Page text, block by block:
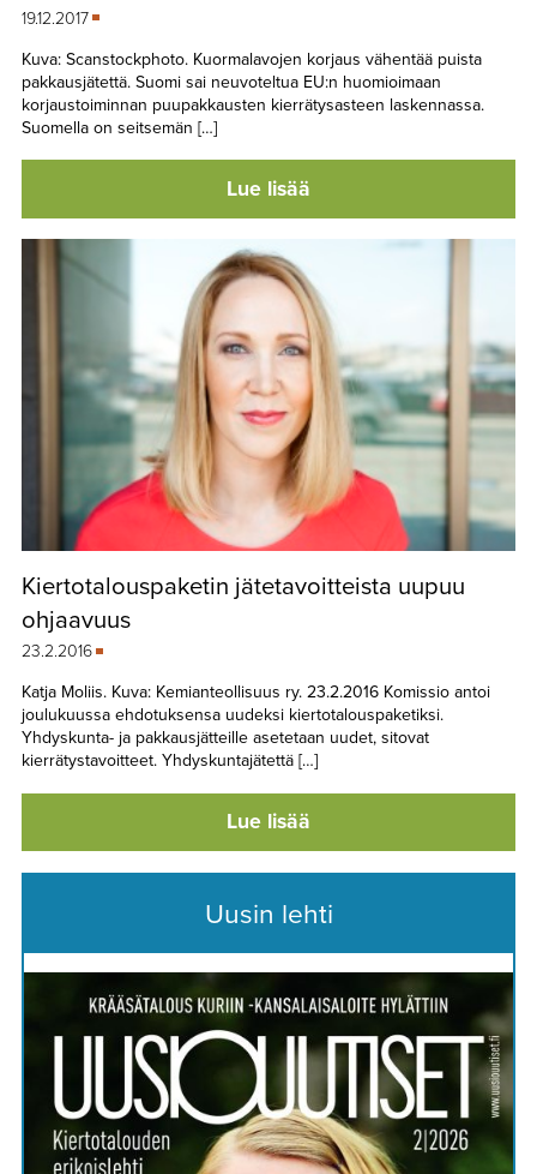
19.12.2017
Kuva: Scanstockphoto. Kuormalavojen korjaus vähentää puista
pakkausjätettä. Suomi sai neuvoteltua EU:n huomioimaan
korjaustoiminnan puupakkausten kierrätysasteen laskennassa.
Suomella on seitsemän […]
Lue lisää
Kiertotalouspaketin jätetavoitteista uupuu
ohjaavuus
23.2.2016
Katja Moliis. Kuva: Kemianteollisuus ry. 23.2.2016 Komissio antoi
joulukuussa ehdotuksensa uudeksi kiertotalouspaketiksi.
Yhdyskunta- ja pakkausjätteille asetetaan uudet, sitovat
kierrätystavoitteet. Yhdyskuntajätettä […]
Lue lisää
Uusin lehti